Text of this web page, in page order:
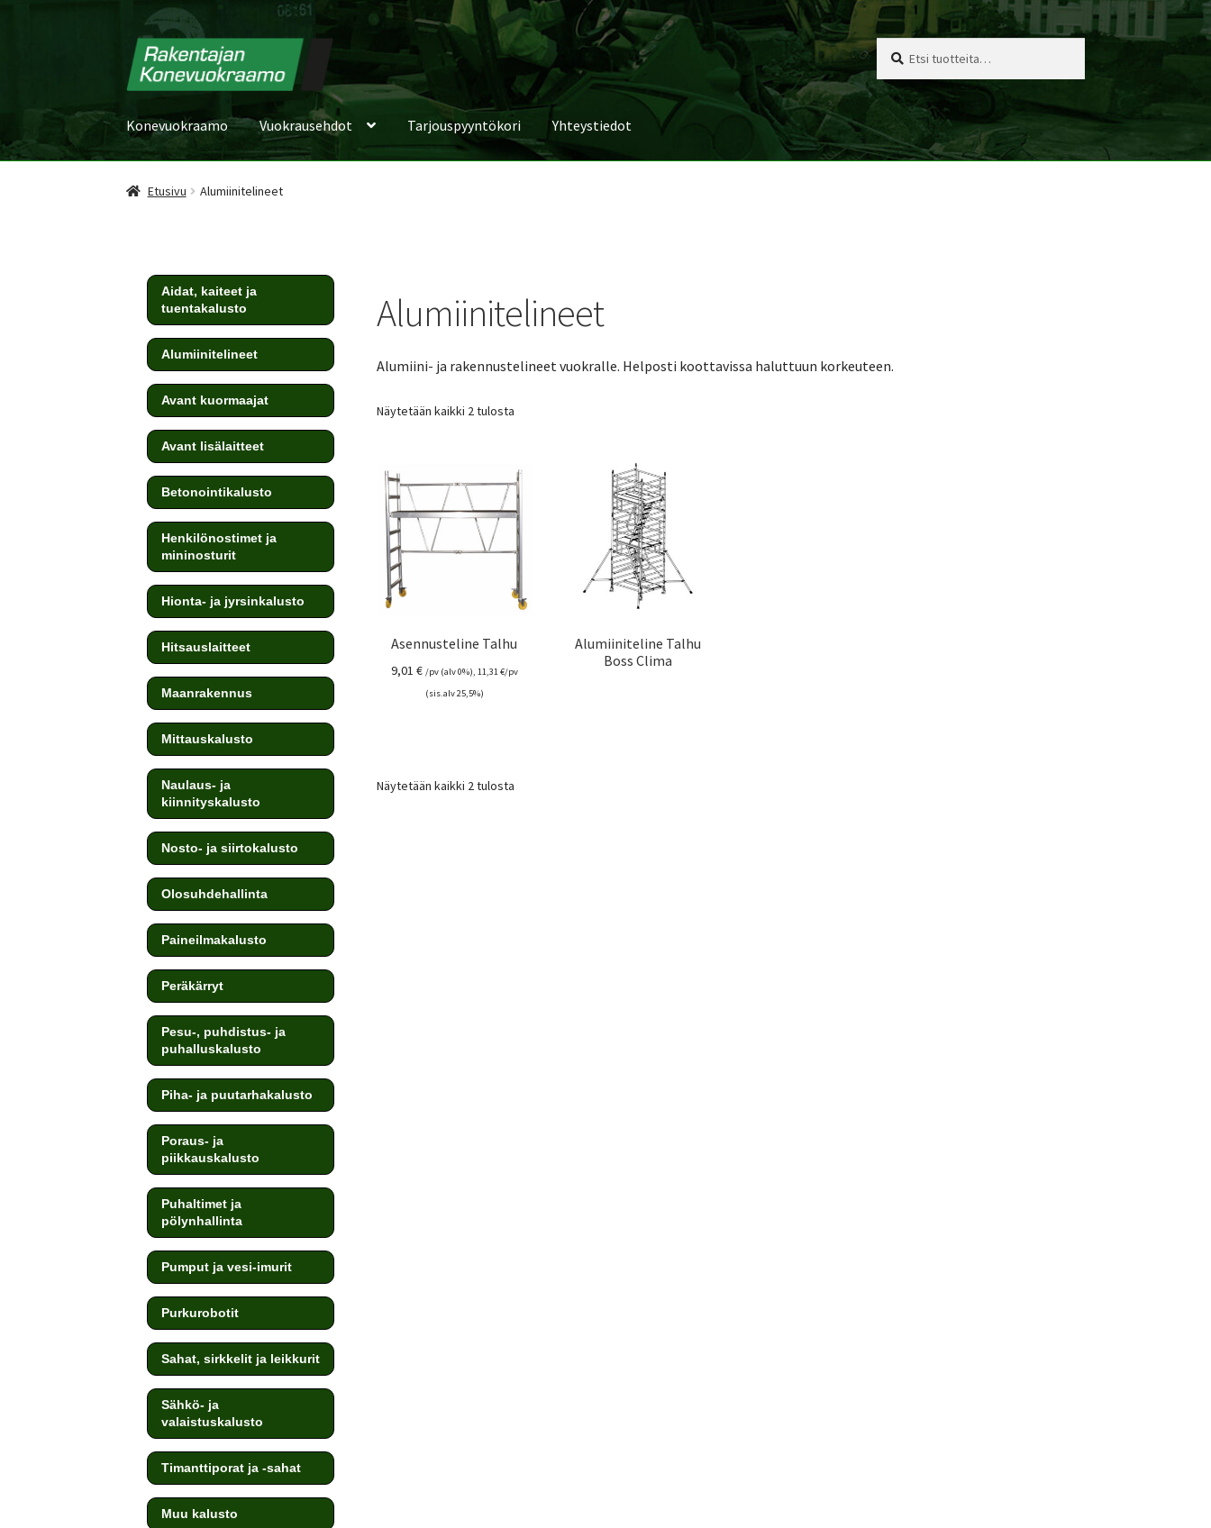
Etsi:
Haku
Konevuokraamo Vuokrausehdot Tarjouspyyntökori Yhteystiedot
Etusivu Alumiinitelineet
Alumiinitelineet
Alumiini- ja rakennustelineet vuokralle. Helposti koottavissa haluttuun korkeuteen.
Näytetään kaikki 2 tulosta
Asennusteline Talhu
9,01 € /pv (alv 0%), 11,31€/pv
(sis.alv 25,5%)
Alumiiniteline Talhu
Boss Clima
Näytetään kaikki 2 tulosta
Aidat, kaiteet ja
tuentakalusto
Alumiinitelineet
Avant kuormaajat
Avant lisälaitteet
Betonointikalusto
Henkilönostimet ja
mininosturit
Hionta- ja jyrsinkalusto
Hitsauslaitteet
Maanrakennus
Mittauskalusto
Naulaus- ja
kiinnityskalusto
Nosto- ja siirtokalusto
Olosuhdehallinta
Paineilmakalusto
Peräkärryt
Pesu-, puhdistus- ja
puhalluskalusto
Piha- ja puutarhakalusto
Poraus- ja
piikkauskalusto
Puhaltimet ja
pölynhallinta
Pumput ja vesi-imurit
Purkurobotit
Sahat, sirkkelit ja leikkurit
Sähkö- ja
valaistuskalusto
Timanttiporat ja -sahat
Muu kalusto